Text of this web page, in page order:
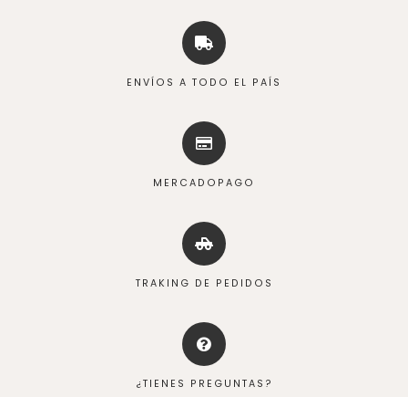
ENVÍOS A TODO EL PAÍS
MERCADOPAGO
TRAKING DE PEDIDOS
¿TIENES PREGUNTAS?